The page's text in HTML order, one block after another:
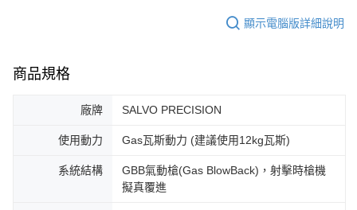
顯示電腦版詳細說明
商品規格
廠牌 SALVO PRECISION
使用動力 Gas瓦斯動力 (建議使用12kg瓦斯)
系統結構
GBB氣動槍(Gas BlowBack)，射擊時槍機
擬真覆進